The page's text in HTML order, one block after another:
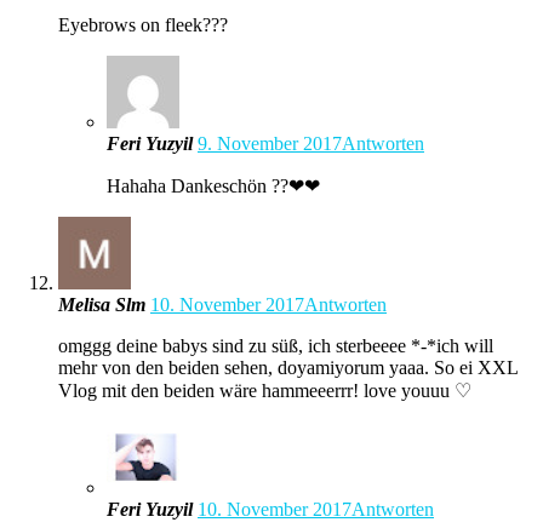
Eyebrows on fleek???
Feri Yuzyil 9. November 2017Antworten
Hahaha Dankeschön ??❤❤
Melisa Slm 10. November 2017Antworten
omggg deine babys sind zu süß, ich sterbeeee *-*ich will
mehr von den beiden sehen, doyamiyorum yaaa. So ei XXL
Vlog mit den beiden wäre hammeeerrr! love youuu ♡
Feri Yuzyil 10. November 2017Antworten